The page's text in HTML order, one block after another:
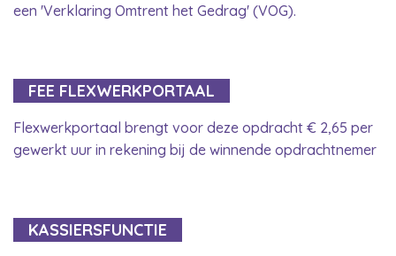
een 'Verklaring Omtrent het Gedrag' (VOG).
FEE FLEXWERKPORTAAL
Flexwerkportaal brengt voor deze opdracht € 2,65 per
gewerkt uur in rekening bij de winnende opdrachtnemer
KASSIERSFUNCTIE